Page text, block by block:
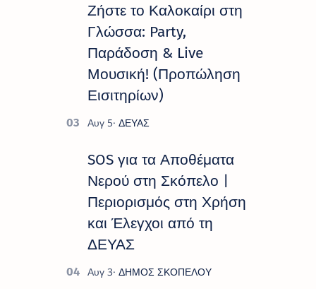
πρόγραμμα εκδ…
Ζήστε το Καλοκαίρι στη
Γλώσσα: Party,
Παράδοση & Live
Μουσική! (Προπώληση
Εισιτηρίων)
SOS για τα Αποθέματα
Νερού στη Σκόπελο |
Περιορισμός στη Χρήση
και Έλεγχοι από τη
ΔΕΥΑΣ